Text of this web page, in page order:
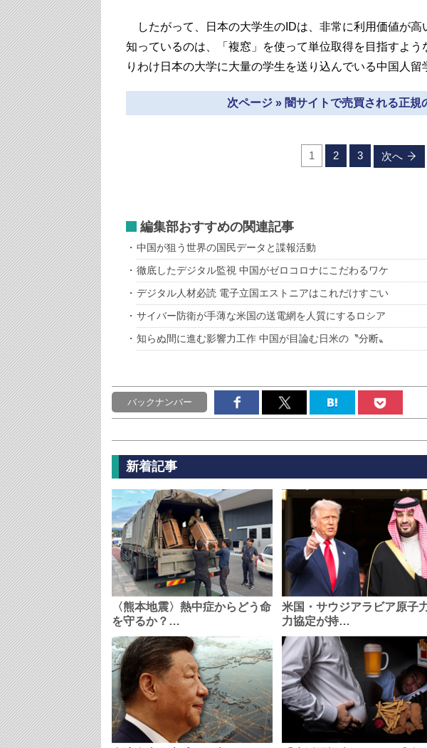
したがって、日本の大学生のIDは、非常に利用価値が高
知っているのは、「複窓」を使って単位取得を目指すよう
りわけ日本の大学に大量の学生を送り込んでいる中国人留
次ページ » 闇サイトで売買される正規
1 2 3 次へ
編集部おすすめの関連記事
中国が狙う世界の国民データと諜報活動
徹底したデジタル監視 中国がゼロコロナにこだわるワケ
デジタル人材必読 電子立国エストニアはこれだけすごい
サイバー防衛が手薄な米国の送電網を人質にするロシア
知らぬ間に進む影響力工作 中国が目論む日米の〝分断〟
バックナンバー
新着記事
〈熊本地震〉熱中症からどう命
を守るか？…
米国・サウジアラビア原子
力協定が持…